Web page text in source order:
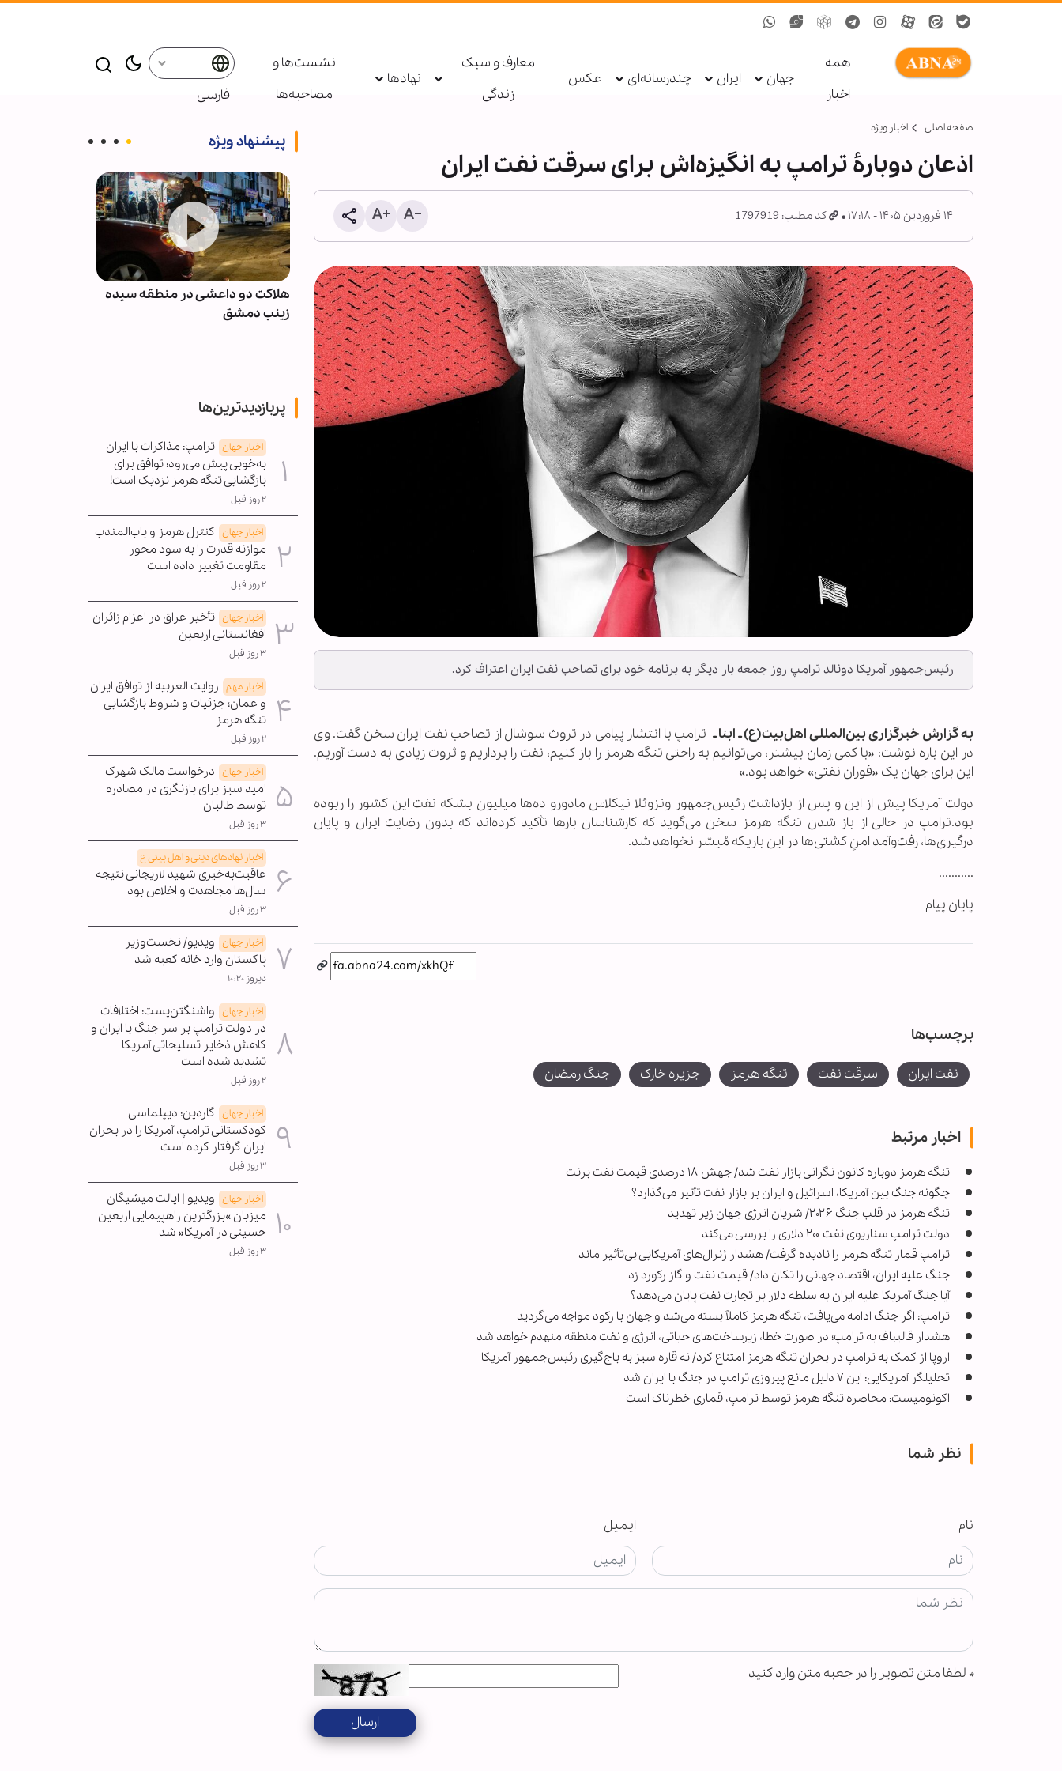
همه
اخبار
جهان ایران چندرسانه‌ای عکس
معارف و سبک
زندگی
نهادها
نشست‌ها و
مصاحبه‌ها
فارسی
صفحه اصلی اخبار ویژه
اذعان دوبارۀ ترامپ به انگیزه‌اش برای سرقت نفت ایران
۱۴ فروردین ۱۴۰۵ - ۱۷:۱۸ کد مطلب: 1797919
رئیس‌جمهور آمریکا دونالد ترامپ روز جمعه بار دیگر به برنامه خود برای تصاحب نفت ایران اعتراف کرد.
به گزارش خبرگزاری بین‌المللی اهل‌بیت(ع) ـ ابنا ـ ترامپ با انتشار پیامی در تروث سوشال از تصاحب نفت ایران سخن گفت. وی
در این باره نوشت: «با کمی زمان بیشتر، می‌توانیم به راحتی تنگه هرمز را باز کنیم، نفت را برداریم و ثروت زیادی به دست آوریم.
این برای جهان یک «فوران نفتی» خواهد بود.»
دولت آمریکا پیش از این و پس از بازداشت رئیس‌جمهور ونزوئلا نیکلاس مادورو ده‌ها میلیون بشکه نفت این کشور را ربوده
بود.ترامپ در حالی از باز شدن تنگه هرمز سخن می‌گوید که کارشناسان بارها تأکید کرده‌اند که بدون رضایت ایران و پایان
درگیری‌ها، رفت‌وآمد امنِ کشتی‌ها در این باریکه مُیسّر نخواهد شد.
...........
پایان پیام
برچسب‌ها
نفت ایران سرقت نفت تنگه هرمز جزیره خارک جنگ رمضان
اخبار مرتبط
تنگه هرمز دوباره کانون نگرانی بازار نفت شد/ جهش ۱۸ درصدی قیمت نفت برنت
چگونه جنگ بین آمریکا، اسرائیل و ایران بر بازار نفت تأثیر می‌گذارد؟
تنگه هرمز در قلب جنگ ۲۰۲۶/ شریان انرژی جهان زیر تهدید
دولت ترامپ سناریوی نفت ۲۰۰ دلاری را بررسی می‌کند
ترامپ قمار تنگه هرمز را نادیده گرفت/ هشدار ژنرال‌های آمریکایی بی‌تأثیر ماند
جنگ علیه ایران، اقتصاد جهانی را تکان داد/ قیمت نفت و گاز رکورد زد
آیا جنگ آمریکا علیه ایران به سلطه دلار بر تجارت نفت پایان می‌دهد؟
ترامپ: اگر جنگ ادامه می‌یافت، تنگه هرمز کاملاً بسته می‌شد و جهان با رکود مواجه می‌گردید
هشدار قالیباف به ترامپ؛ در صورت خطا، زیرساخت‌های حیاتی، انرژی و نفت منطقه منهدم خواهد شد
اروپا از کمک به ترامپ در بحران تنگه هرمز امتناع کرد/ نه قاره سبز به باج‌گیری رئیس‌جمهور آمریکا
تحلیلگر آمریکایی: این ۷ دلیل مانع پیروزی ترامپ در جنگ با ایران شد
اکونومیست: محاصره تنگه هرمز توسط ترامپ، قماری خطرناک است
نظر شما
نام ایمیل
* لطفا متن تصویر را در جعبه متن وارد کنید
ارسال
پیشنهاد ویژه
شیخ علی الخطیب: دولت لبنان پس
از ناکامی مذاکرات، گفت‌وگو با
مقاومت را آغاز کند
هلاکت دو داعشی در منطقه سیده
زینب دمشق
پربازدیدترین‌ها
اخبار جهان ترامپ: مذاکرات با ایران
به‌خوبی پیش می‌رود؛ توافق برای
بازگشایی تنگه هرمز نزدیک است!
۲ روز قبل
اخبار جهان کنترل هرمز و باب‌المندب
موازنه قدرت را به سود محور
مقاومت تغییر داده است
۲ روز قبل
اخبار جهان تأخیر عراق در اعزام زائران
افغانستانی اربعین
۳ روز قبل
اخبار مهم روایت العربیه از توافق ایران
و عمان؛ جزئیات و شروط بازگشایی
تنگه هرمز
۲ روز قبل
اخبار جهان درخواست مالک شهرک
امید سبز برای بازنگری در مصادره
توسط طالبان
۳ روز قبل
اخبار نهادهای دینی و اهل بیتی ع
عاقبت‌به‌خیری شهید لاریجانی نتیجه
سال‌ها مجاهدت و اخلاص بود
۳ روز قبل
اخبار جهان ویدیو/ نخست‌وزیر
پاکستان وارد خانه کعبه شد
دیروز ۱۰:۲۰
اخبار جهان واشنگتن‌پست: اختلافات
در دولت ترامپ بر سر جنگ با ایران و
کاهش ذخایر تسلیحاتی آمریکا
تشدید شده است
۲ روز قبل
اخبار جهان گاردین: دیپلماسی
کودکستانی ترامپ، آمریکا را در بحران
ایران گرفتار کرده است
۳ روز قبل
اخبار جهان ویدیو | ایالت میشیگان
میزبان »بزرگترین راهپیمایی اربعین
حسینی در آمریکا« شد
۳ روز قبل